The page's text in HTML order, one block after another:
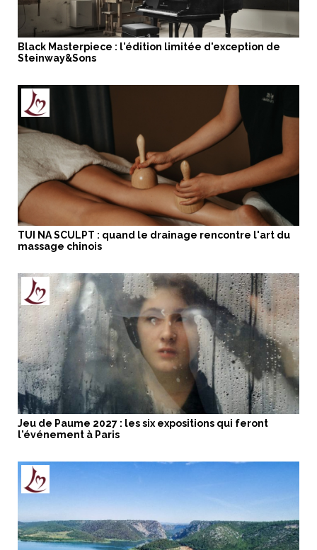
Black Masterpiece : l'édition limitée d'exception de
Steinway&Sons
TUI NA SCULPT : quand le drainage rencontre l'art du
massage chinois
Jeu de Paume 2027 : les six expositions qui feront
l'événement à Paris